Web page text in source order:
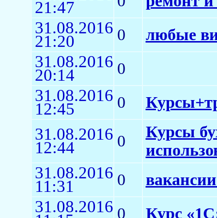
21:47
31.08.2016
21:20 0 любые
31.08.2016
20:14 0
31.08.2016
12:45 0
31.08.2016
12:44 0
Курсы
31.08.2016
11:31 0
31.08.2016 0 Курс